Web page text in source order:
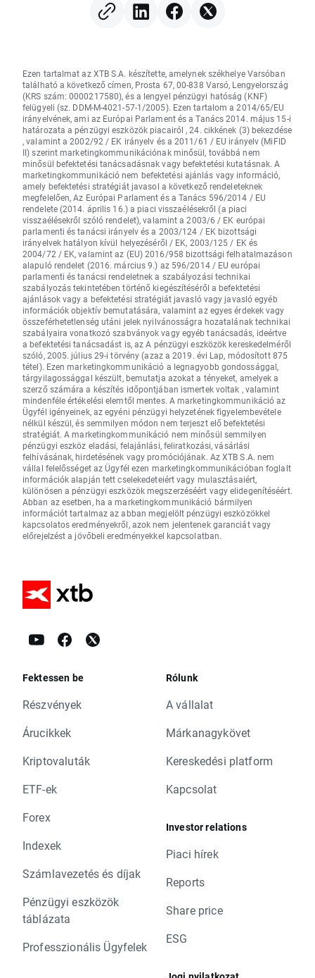
Ezen tartalmat az XTB S.A. készítette, amelynek székhelye Varsóban
található a következő címen, Prosta 67, 00-838 Varsó, Lengyelország
(KRS szám: 0000217580), és a lengyel pénzügyi hatóság (KNF)
felügyeli (sz. DDM-M-4021-57-1/2005). Ezen tartalom a 2014/65/EU
irányelvének, ami az Európai Parlament és a Tanács 2014. május 15-i
határozata a pénzügyi eszközök piacairól , 24. cikkének (3) bekezdése
, valamint a 2002/92 / EK irányelv és a 2011/61 / EU irányelv (MiFID
II) szerint marketingkommunikációnak minősül, továbbá nem
minősül befektetési tanácsadásnak vagy befektetési kutatásnak. A
marketingkommunikáció nem befektetési ajánlás vagy információ,
amely befektetési stratégiát javasol a következő rendeleteknek
megfelelően, Az Európai Parlament és a Tanács 596/2014 / EU
rendelete (2014. április 16.) a piaci visszaélésekről (a piaci
visszaélésekről szóló rendelet), valamint a 2003/6 / EK európai
parlamenti és tanácsi irányelv és a 2003/124 / EK bizottsági
irányelvek hatályon kívül helyezéséről / EK, 2003/125 / EK és
2004/72 / EK, valamint az (EU) 2016/958 bizottsági felhatalmazáson
alapuló rendelet (2016. március 9.) az 596/2014 / EU európai
parlamenti és tanácsi rendeletnek a szabályozási technikai
szabályozás tekintetében történő kiegészítéséről a befektetési
ajánlások vagy a befektetési stratégiát javasló vagy javasló egyéb
információk objektív bemutatására, valamint az egyes érdekek vagy
összeférhetetlenség utáni jelek nyilvánosságra hozatalának technikai
szabályaira vonatkozó szabványok vagy egyéb tanácsadás, ideértve
a befektetési tanácsadást is, az A pénzügyi eszközök kereskedelméről
szóló, 2005. július 29-i törvény (azaz a 2019. évi Lap, módosított 875
tétel). Ezen marketingkommunikáció a legnagyobb gondossággal,
tárgyilagossággal készült, bemutatja azokat a tényeket, amelyek a
szerző számára a készítés időpontjában ismertek voltak , valamint
mindenféle értékelési elemtől mentes. A marketingkommunikáció az
Ügyfél igényeinek, az egyéni pénzügyi helyzetének figyelembevétele
nélkül készül, és semmilyen módon nem terjeszt elő befektetési
stratégiát. A marketingkommunikáció nem minősül semmilyen
pénzügyi eszköz eladási, felajánlási, feliratkozási, vásárlási
felhívásának, hirdetésének vagy promóciójának. Az XTB S.A. nem
vállal felelősséget az Ügyfél ezen marketingkommunikációban foglalt
információk alapján tett cselekedeteiért vagy mulasztásaiért,
különösen a pénzügyi eszközök megszerzéséért vagy elidegenítéséért.
Abban az esetben, ha a marketingkommunikáció bármilyen
információt tartalmaz az abban megjelölt pénzügyi eszközökkel
kapcsolatos eredményekről, azok nem jelentenek garanciát vagy
előrejelzést a jövőbeli eredményekkel kapcsolatban.
Fektessen be
Részvények
Árucikkek
Kriptovaluták
ETF-ek
Forex
Indexek
Számlavezetés és díjak
Pénzügyi eszközök
táblázata
Professzionális Ügyfelek
Rólunk
A vállalat
Márkanagykövet
Kereskedési platform
Kapcsolat
Investor relations
Piaci hírek
Reports
Share price
ESG